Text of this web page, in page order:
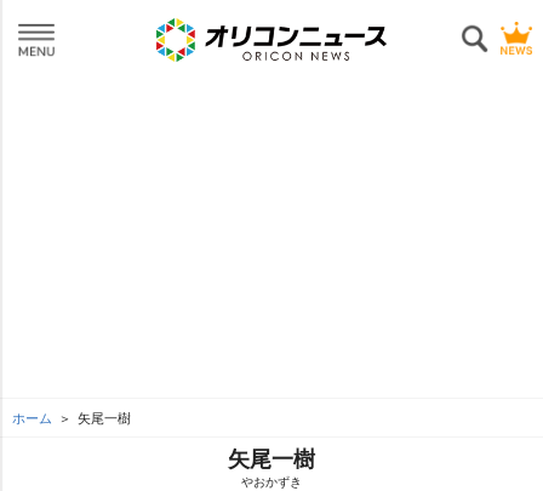
ホーム 矢尾一樹
矢尾一樹
おかずき